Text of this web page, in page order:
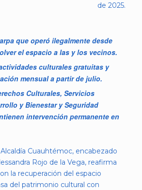
de 2025.
que operó ilegalmente desde
el espacio a las y los vecinos.
culturales gratuitas y
mensual a partir de julio.
Culturales, Servicios
y Bienestar y Seguridad
intervención permanente en
Cuauhtémoc, encabezado
Rojo de la Vega, reafirma
la recuperación del espacio
del patrimonio cultural con